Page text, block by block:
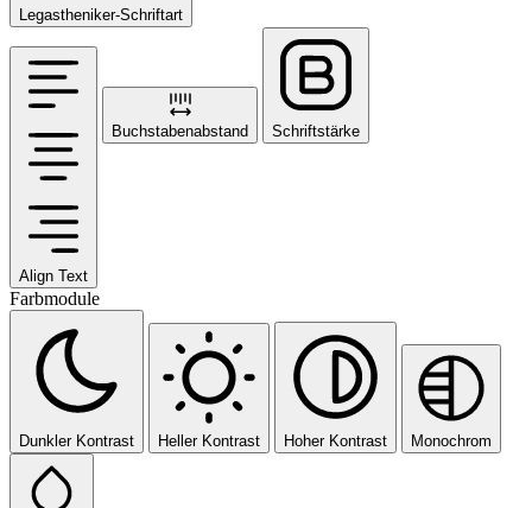
Legastheniker-Schriftart
Align Text
Buchstabenabstand Schriftstärke
Farbmodule
Dunkler Kontrast Heller Kontrast Hoher Kontrast Monochrom